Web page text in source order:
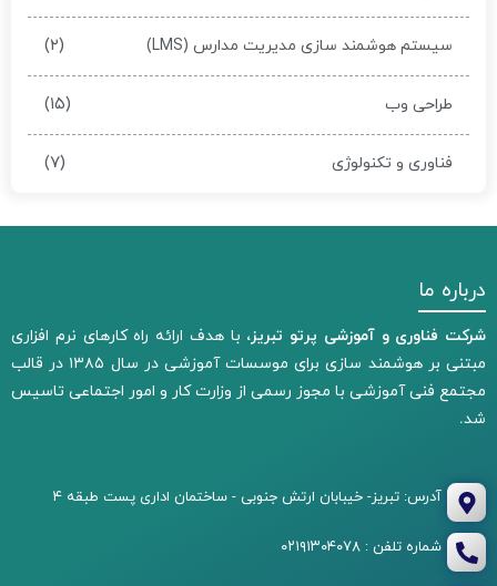
سیستم هوشمند سازی مدیریت مدارس (LMS) (۲)
طراحی وب (۱۵)
فناوری و تکنولوژی (۷)
درباره ما
شرکت فناوری و آموزشی پرتو تبریز، با هدف ارائه راه کارهای نرم افزاری
مبتنی بر هوشمند سازی برای موسسات آموزشی در سال ۱۳۸۵ در قالب
مجتمع فنی آموزشی با مجوز رسمی از وزارت کار و امور اجتماعی تاسیس
شد.
آدرس: تبریز- خیبابان ارتش جنوبی - ساختمان اداری پست طبقه ۴
شماره تلفن : ۰۲۱۹۱۳۰۴۰۷۸